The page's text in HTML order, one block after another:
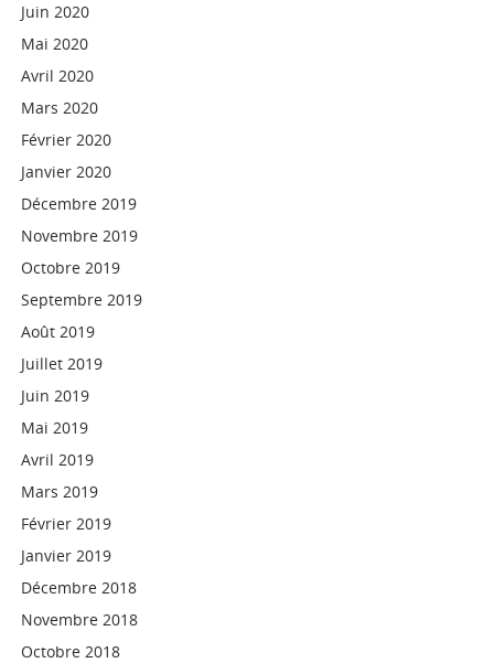
Juin 2020
Mai 2020
Avril 2020
Mars 2020
Février 2020
Janvier 2020
Décembre 2019
Novembre 2019
Octobre 2019
Septembre 2019
Août 2019
Juillet 2019
Juin 2019
Mai 2019
Avril 2019
Mars 2019
Février 2019
Janvier 2019
Décembre 2018
Novembre 2018
Octobre 2018